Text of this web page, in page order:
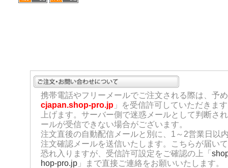
携帯電話やフリーメールでご注文される際は、予
cjapan.shop-pro.jp 」を受信許可していただきま
上げます。サーバー側で迷惑メールとして判断さ
ールが受信できない場合がございます。
注文直後の自動配信メールと別に、1～2営業日以
注文確認メールを送信いたします。こちらが届い
恐れ入りますが、受信許可設定をご確認の上「
hop-pro.jp 」まで直接ご連絡をお願いいたします。